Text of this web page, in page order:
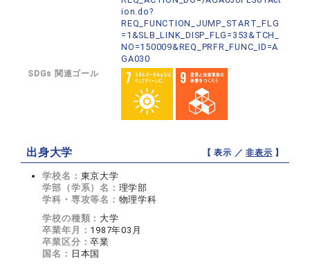
ion.do?
REQ_FUNCTION_JUMP_START_FLG
=1&SLB_LINK_DISP_FLG=353&TCH_
NO=150009&REQ_PRFR_FUNC_ID=A
GA030
SDGs 関連ゴール
出身大学 【 表示 ／非表示 】
学校名： 東京大学
学部（学系）名： 理学部
学科・専攻等名： 物理学科
学校の種類： 大学
卒業年月： 1987年03月
卒業区分：卒業
国名： 日本国